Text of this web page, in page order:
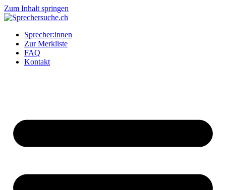
Zum Inhalt springen
Sprecher:innen
Zur Merkliste
FAQ
Kontakt